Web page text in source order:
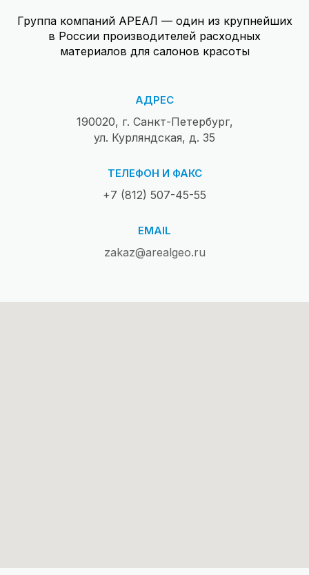
Группа компаний АРЕАЛ — один из крупнейших
в России производителей расходных
материалов для салонов красоты
АДРЕС
190020, г. Санкт-Петербург,
ул. Курляндская, д. 35
ТЕЛЕФОН И ФАКС
+7 (812) 507-45-55
EMAIL
zakaz@arealgeo.ru